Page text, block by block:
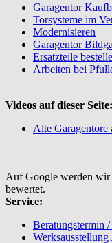
Garagentor
Torsysteme im
Modernisieren
Garagentor
Ersatzteile
Arbeiten bei
Videos auf dieser Seite:
Alte Garagentore
Auf Google werden wir
bewertet.
Service:
Beratungstermin